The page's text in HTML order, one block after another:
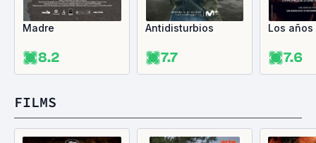
Madre
8.2
Antidisturbios
7.7
Los
7.6
FILMS